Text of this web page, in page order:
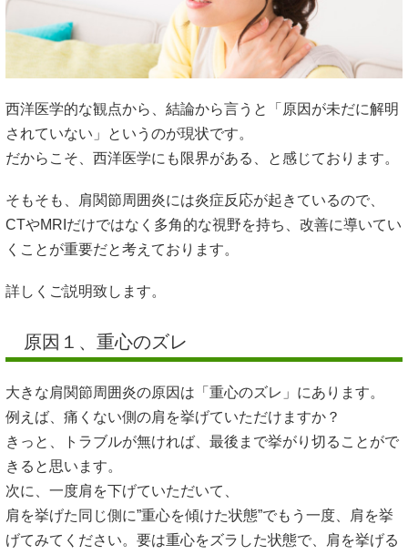
西洋医学的な観点から、結論から言うと「原因が未だに解明
されていない」というのが現状です。
だからこそ、西洋医学にも限界がある、と感じております。
そもそも、肩関節周囲炎には炎症反応が起きているので、
CTやMRIだけではなく多角的な視野を持ち、改善に導いてい
くことが重要だと考えております。
詳しくご説明致します。
原因１、重心のズレ
大きな肩関節周囲炎の原因は「重心のズレ」にあります。
例えば、痛くない側の肩を挙げていただけますか？
きっと、トラブルが無ければ、最後まで挙がり切ることがで
きると思います。
次に、一度肩を下げていただいて、
肩を挙げた同じ側に”重心を傾けた状態”でもう一度、肩を挙
げてみてください。要は重心をズラした状態で、肩を挙げる